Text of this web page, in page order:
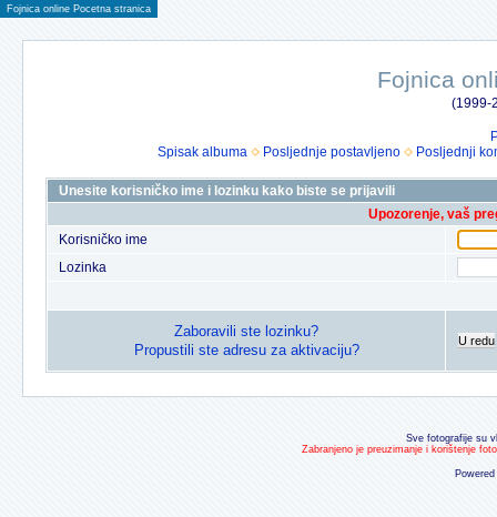
Fojnica online Pocetna stranica
Fojnica
(1999-
Spisak albuma
Posljednje postavljeno Posljednji
Unesite korisničko ime i lozinku kako biste se prijavili
Upozorenje, vaš
Korisničko ime
Lozinka
Zaboravili ste lozinku?
Propustili ste adresu za aktivaciju?
U redu
Sve fotografije su
Zabranjeno je preuzimanje i korištenje